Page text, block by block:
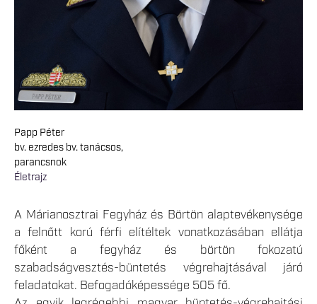
Papp Péter
bv. ezredes bv. tanácsos,
parancsnok
Életrajz
A Márianosztrai Fegyház és Börtön alaptevékenysége
a felnőtt korú férfi elítéltek vonatkozásában ellátja
főként a fegyház és börtön fokozatú
szabadságvesztés-büntetés végrehajtásával járó
feladatokat. Befogadóképessége 505 fő.